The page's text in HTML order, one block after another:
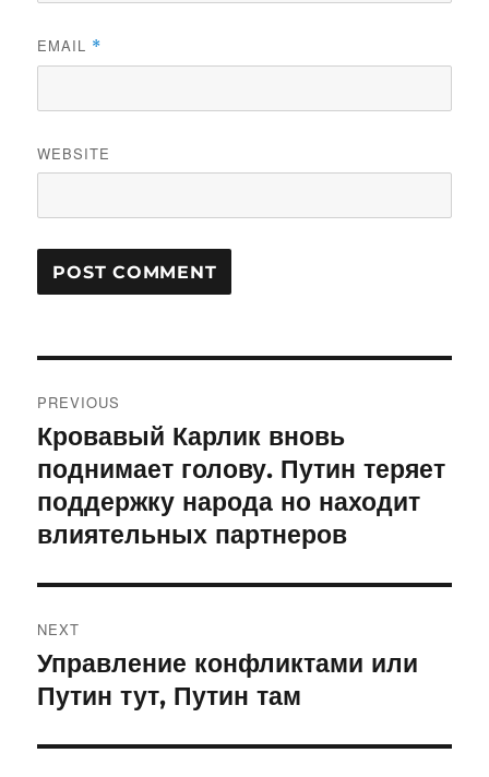
EMAIL *
WEBSITE
navigation
PREVIOUS
Previous
post:
Кровавый Карлик вновь
поднимает голову. Путин теряет
поддержку народа но находит
влиятельных партнеров
NEXT
Next
post:
Управление конфликтами или
Путин тут, Путин там